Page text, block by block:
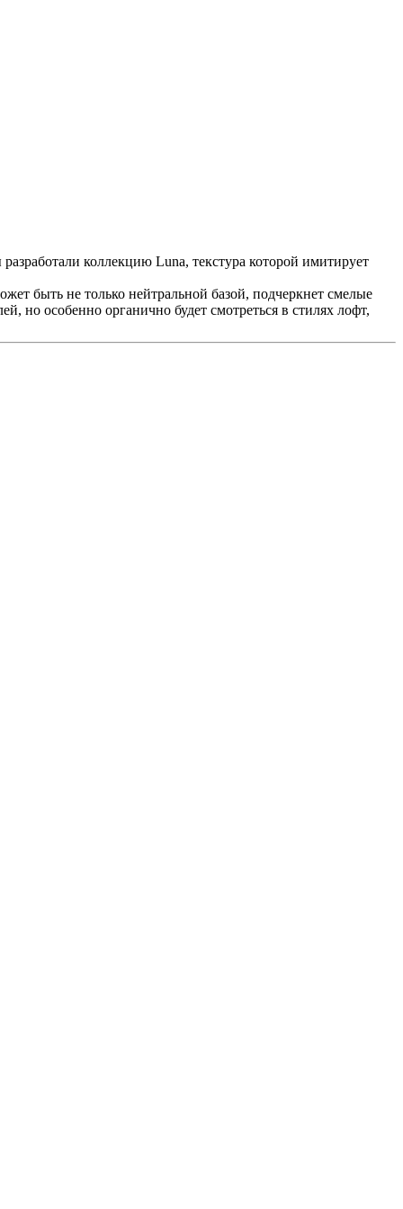
коллекцию Luna, текстура которой имитирует
быть не только нейтральной базой, подчеркнет смелые
но особенно органично будет смотреться в стилях лофт,